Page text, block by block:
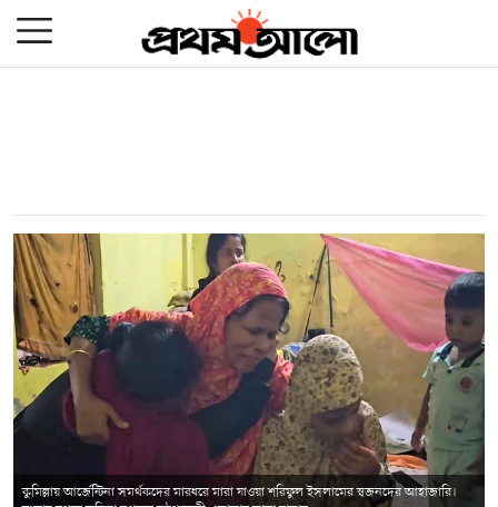
কুমিল্লায় আর্জেন্টিনা সমর্থকদের মারধরে মারা যাওয়া শরিফুল ইসলামের স্বজনদের আহাজারি।